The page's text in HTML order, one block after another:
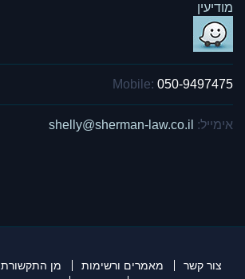
מודיעין
Mobile: 050-9497475
אימייל: shelly@sherman-law.co.il
צור קשר מאמרים ורשימות מן התקשורת